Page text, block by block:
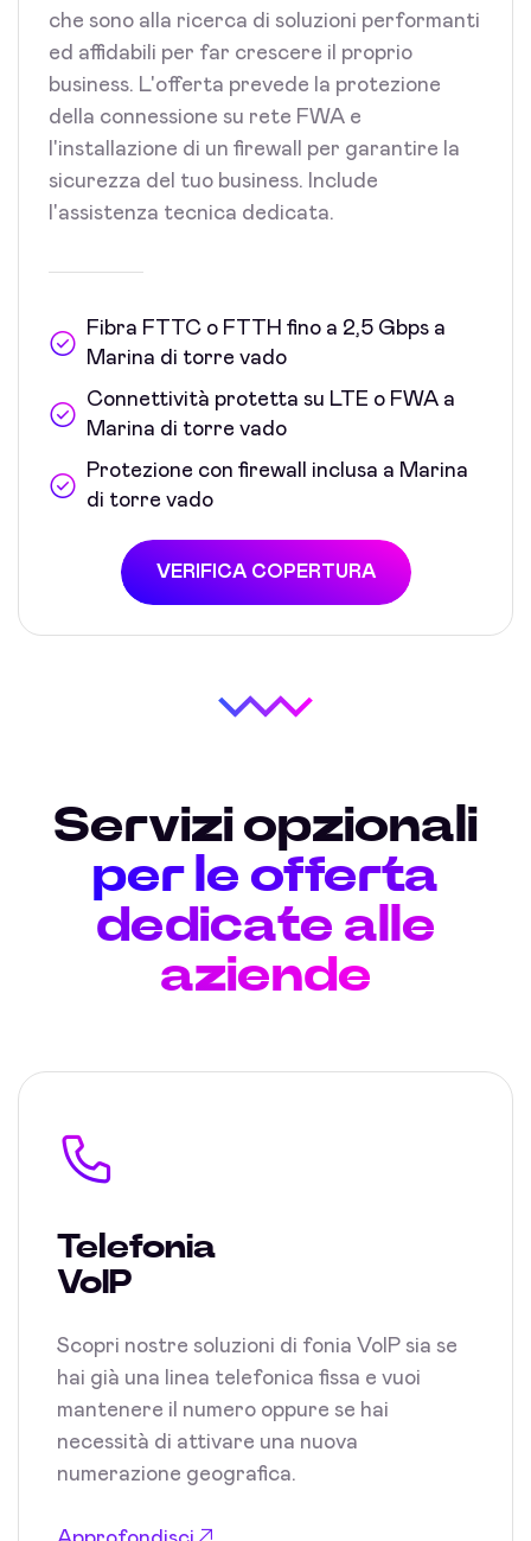
che sono alla ricerca di soluzioni performanti
ed affidabili per far crescere il proprio
business. L'offerta prevede la protezione
della connessione su rete FWA e
l'installazione di un firewall per garantire la
sicurezza del tuo business. Include
l'assistenza tecnica dedicata.
Fibra FTTC o FTTH fino a 2,5 Gbps a
Marina di torre vado
Connettività protetta su LTE o FWA a
Marina di torre vado
Protezione con firewall inclusa a Marina
di torre vado
VERIFICA COPERTURA
Servizi opzionali
per le offerta
dedicate alle
aziende
Telefonia
VoIP
Scopri nostre soluzioni di fonia VoIP sia se
hai già una linea telefonica fissa e vuoi
mantenere il numero oppure se hai
necessità di attivare una nuova
numerazione geografica.